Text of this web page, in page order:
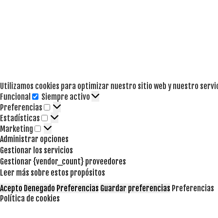
Utilizamos cookies para optimizar nuestro sitio web y nuestro
Funcional
Funcional
Siempre activo
Preferencias
Preferencias
Estadísticas Estadísticas
Marketing Marketing
Administrar opciones
Gestionar los servicios
Gestionar {vendor_count} proveedores
Leer más sobre estos propósitos
Acepto Denegado Preferencias Guardar preferencias Preferencias
Política de cookies